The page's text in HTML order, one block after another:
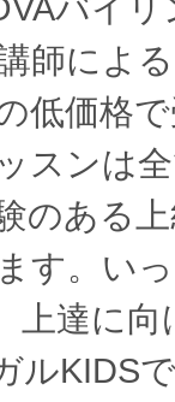
バイ
師によ
低価格
スンは
のある
す。い
上達に
ルKIDS